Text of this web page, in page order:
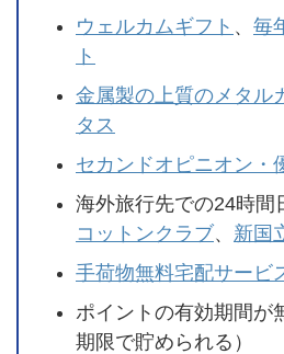
ウェルカムギフト 、 毎
ト
金属製の上質のメタル
タス
セカンドオピニオン・
海外旅行先での24時間
コットンクラブ、 新国
手荷物無料宅配サービ
ポイントの有効期間が
期限で貯められる）